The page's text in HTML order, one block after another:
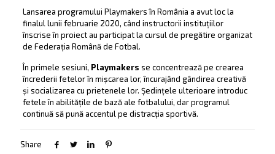
Lansarea programului Playmakers în România a avut loc la
finalul lunii februarie 2020, când instructorii instituțiilor
înscrise în proiect au participat la cursul de pregătire organizat
de Federația Română de Fotbal.
În primele sesiuni, Playmakers se concentrează pe crearea
încrederii fetelor în mișcarea lor, încurajând gândirea creativă
și socializarea cu prietenele lor. Ședințele ulterioare introduc
fetele în abilitățile de bază ale fotbalului, dar programul
continuă să pună accentul pe distracția sportivă.
Share